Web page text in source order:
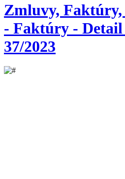
Zmluvy,
- Faktúry -
37/2023